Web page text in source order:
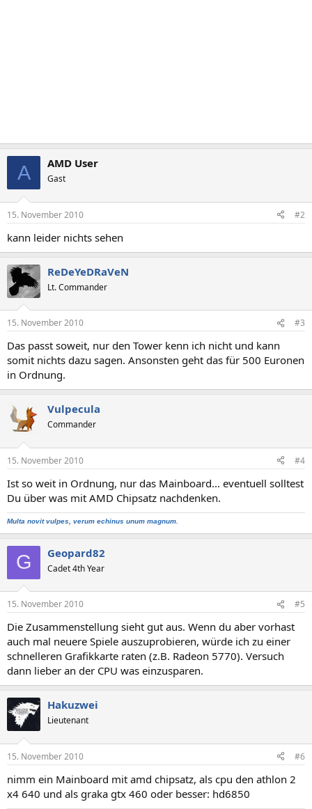
A AMD User
Gast
15. November 2010 #2
kann leider nichts sehen
ReDeYeDRaVeN
Lt. Commander
15. November 2010 #3
Das passt soweit, nur den Tower kenn ich nicht und kann
somit nichts dazu sagen. Ansonsten geht das für 500 Euronen
in Ordnung.
Vulpecula
Commander
15. November 2010 #4
Ist so weit in Ordnung, nur das Mainboard... eventuell solltest
Du über was mit AMD Chipsatz nachdenken.
Multa novit vulpes, verum echinus unum magnum.
G Geopard82
Cadet 4th Year
15. November 2010 #5
Die Zusammenstellung sieht gut aus. Wenn du aber vorhast
auch mal neuere Spiele auszuprobieren, würde ich zu einer
schnelleren Grafikkarte raten (z.B. Radeon 5770). Versuch
dann lieber an der CPU was einzusparen.
Hakuzwei
Lieutenant
15. November 2010 #6
nimm ein Mainboard mit amd chipsatz, als cpu den athlon 2
x4 640 und als graka gtx 460 oder besser: hd6850